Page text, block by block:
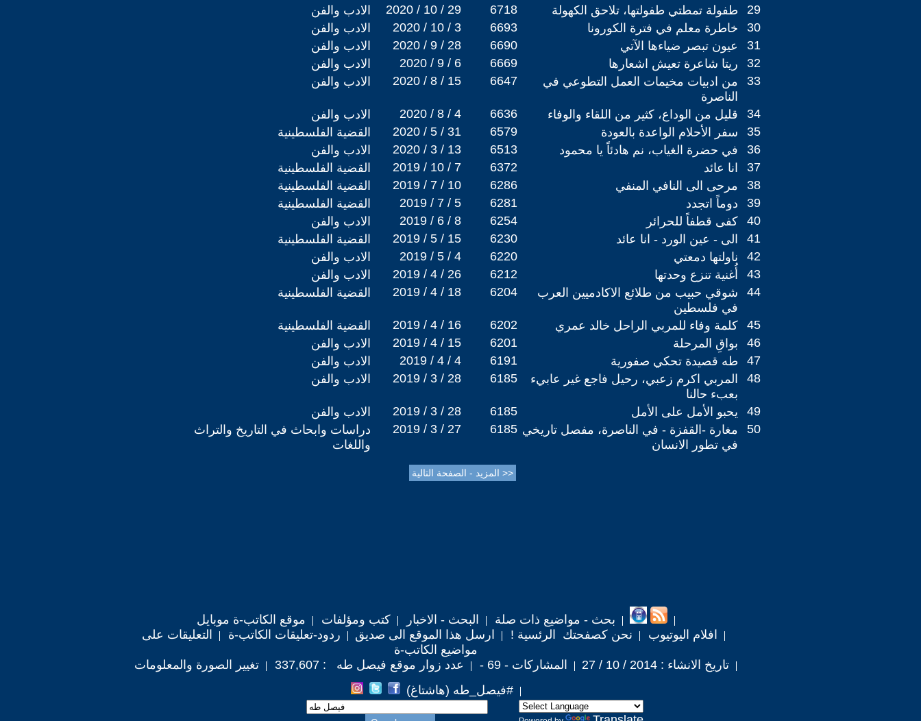
الادب والفن
2020 / 10 / 29 6718 طفولة تمطتي طفولتها، تلاحق الكهولة
29
الادب والفن
2020 / 10 / 3 6693 خاطرة معلم في فترة الكورونا
30
الادب والفن
2020 / 9 / 28 6690 عيون تبصر ضياءها الآتي
31
الادب والفن
2020 / 9 / 6 6669 ريتا شاعرة تعيش اشعارها
32
الادب والفن
2020 / 8 / 15 6647
من ادبيات مخيمات العمل التطوعي في
الناصرة
33
الادب والفن 2020 / 8 / 4 6636 قليل من الوداع، كثير من اللقاء والوفاء
34
القضية الفلسطينية
2020 / 5 / 31 6579 سفر الأحلام الواعدة بالعودة
35
الادب والفن
2020 / 3 / 13 6513 في حضرة الغياب، نم هادئاً يا محمود
36
القضية الفلسطينية
2019 / 10 / 7 6372 انا عائد
37
القضية الفلسطينية
2019 / 7 / 10 6286 مرحى الى النافي المنفي
38
القضية الفلسطينية
2019 / 7 / 5 6281 دوماً اتجدد
39
الادب والفن
2019 / 6 / 8 6254 كفى قطفاً للحرائر
40
القضية الفلسطينية
2019 / 5 / 15 6230 الى - عين الورد - انا عائد
41
الادب والفن
2019 / 5 / 4 6220 ناولتها دمعتي
42
الادب والفن
2019 / 4 / 26 6212 أُغنية تنزع وحدتها
43
القضية الفلسطينية
2019 / 4 / 18 6204
شوقي حبيب من طلائع الاكادميين العرب
في فلسطين
44
القضية الفلسطينية 2019 / 4 / 16 6202 كلمة وفاء للمربي الراحل خالد عمري
45
الادب والفن
2019 / 4 / 15 6201 بواقِ المرحلة
46
الادب والفن
2019 / 4 / 4 6191 طه قصيدة تحكي صفورية
47
الادب والفن
2019 / 3 / 28 6185
المربي اكرم زعبي، رحيل فاجع غير عابيء
بعبء حالنا
48
الادب والفن 2019 / 3 / 28 6185 يحبو الأمل على الأمل
49
دراسات وابحاث في التاريخ والتراث
واللغات
2019 / 3 / 27 6185 مغارة -القفزة - في الناصرة، مفصل تاريخي
في تطور الانسان
50
بحث - مواضيع ذات صلة البحث - الاخبار كتب ومؤلفات
موقع الكاتب-ة موبايل
افلام اليوتيوب
نحن كصفحتك الرئسية ! ارسل هذا الموقع الى صديق ردود-تعليقات الكاتب-ة
التعليقات على
مواضيع الكاتب-ة
تاريخ الانشاء : 2014 / 10 / 27
المشاركات - 69 - عدد زوار موقع فيصل طه : 337,607
تغيير الصورة والمعلومات
#فيصل_طه (هاشتاغ)